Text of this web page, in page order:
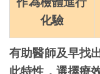
化驗
有助醫師及早找
此特性，選擇療